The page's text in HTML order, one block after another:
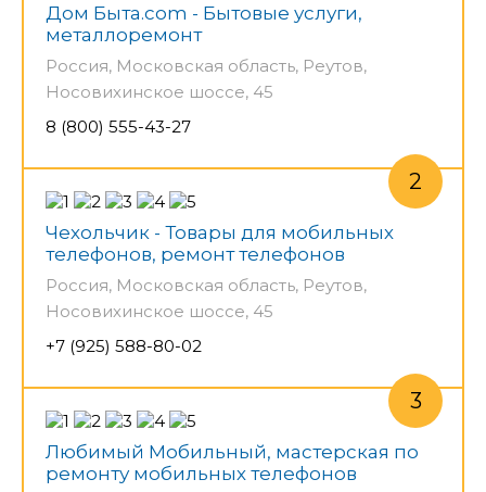
Дом Быта.com - Бытовые услуги,
металлоремонт
Россия, Московская область, Реутов,
Носовихинское шоссе, 45
8 (800) 555-43-27
Чехольчик - Товары для мобильных
телефонов, ремонт телефонов
Россия, Московская область, Реутов,
Носовихинское шоссе, 45
+7 (925) 588-80-02
Любимый Мобильный, мастерская по
ремонту мобильных телефонов